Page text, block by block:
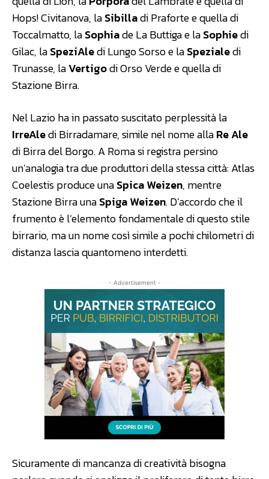
Hops! Civitanova, laSibilladi Praforte e quella di
Toccalmatto, laSophiade La Buttiga e laSophiedi
Gilac, laSpeziAledi Lungo Sorso e laSpezialedi
Trunasse, laVertigodi Orso Verde e quella di
Stazione Birra.
Nel Lazio ha in passato suscitato perplessità la
IrreAledi Birradamare, simile nel nome allaRe Ale
di Birra del Borgo. A Roma si registra persino
un’analogia tra due produttori della stessa città: Atlas
Coelestis produce unaSpica Weizen, mentre
Stazione Birra unaSpiga Weizen. D’accordo che il
frumento è l’elemento fondamentale di questo stile
birrario, ma un nome così simile a pochi chilometri di
distanza lascia quantomeno interdetti.
- Advertisement -
Sicuramente di mancanza di creatività bisogna